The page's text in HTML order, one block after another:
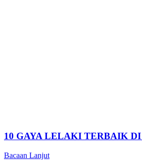
10 GAYA LELAKI TERBAIK
Bacaan Lanjut